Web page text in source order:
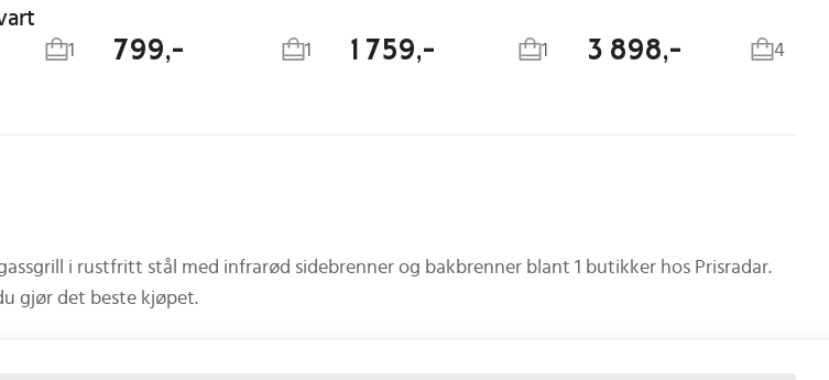
1 799,- 1 1 759,- 1 3 898,- 4
i rustfritt stål med infrarød sidebrenner og bakbrenner blant 1 butikker hos Prisradar.
gjør det beste kjøpet.